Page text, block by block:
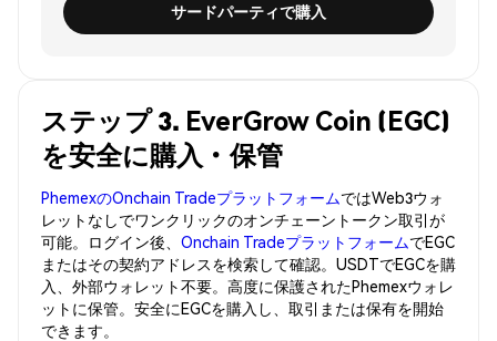
サードパーティで購入
ステップ 3. EverGrow Coin (EGC)
を安全に購入・保管
PhemexのOnchain TradeプラットフォームではWeb3ウォ
レットなしでワンクリックのオンチェーントークン取引が
可能。ログイン後、 Onchain TradeプラットフォームでEGC
またはその契約アドレスを検索して確認。USDTでEGCを購
入、外部ウォレット不要。高度に保護されたPhemexウォレ
ットに保管。安全にEGCを購入し、取引または保有を開始
できます。